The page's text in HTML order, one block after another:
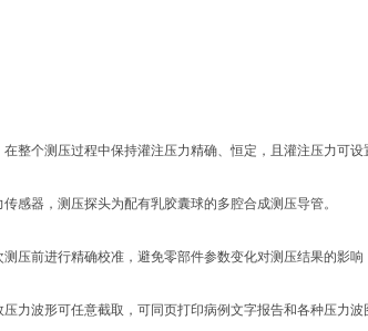
整个测压过程中保持灌注压力精确、恒定，且灌注压力可设
感器，测压探头为配有乳胶囊球的多腔合成测压导管。
压前进行精确校准，避免零部件参数变化对测压结果的影响
力波形可任意截取，可同页打印病例文字报告和各种压力波